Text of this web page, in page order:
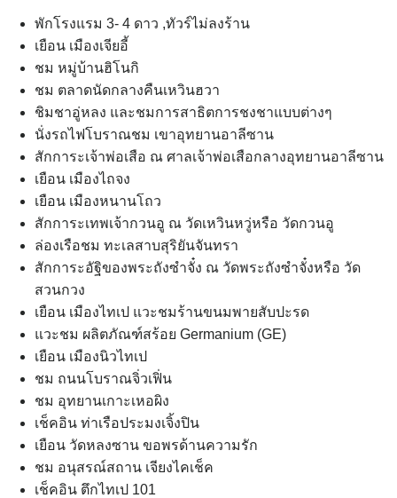
พักโรงแรม 3- 4 ดาว ,ทัวร์ไม่ลงร้าน
เยือน เมืองเจียอี้
ชม หมู่บ้านฮิโนกิ
ชม ตลาดนัดกลางคืนเหวินฮวา
ชิมชาอู่หลง และชมการสาธิตการชงชาแบบต่างๆ
นั่งรถไฟโบราณชม เขาอุทยานอาลีซาน
สักการะเจ้าพ่อเสือ ณ ศาลเจ้าพ่อเสือกลางอุทยานอาลีซาน
เยือน เมืองไถจง
เยือน เมืองหนานโถว
สักการะเทพเจ้ากวนอู ณ วัดเหวินหวู่หรือ วัดกวนอู
ล่องเรือชม ทะเลสาบสุริยันจันทรา
สักการะอัฐิของพระถังซำจั๋ง ณ วัดพระถังซำจั๋งหรือ วัด
สวนกวง
เยือน เมืองไทเป แวะชมร้านขนมพายสับปะรด
แวะชม ผลิตภัณฑ์สร้อย Germanium (GE)
เยือน เมืองนิวไทเป
ชม ถนนโบราณจิ่วเฟิ่น
ชม อุทยานเกาะเหอผิง
เช็คอิน ท่าเรือประมงเจิ้งปิน
เยือน วัดหลงซาน ขอพรด้านความรัก
ชม อนุสรณ์สถาน เจียงไคเช็ค
เช็คอิน ตึกไทเป 101